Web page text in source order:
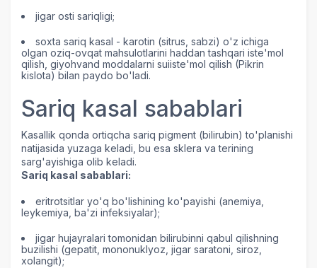
jigar osti sariqligi;
soxta sariq kasal - karotin (sitrus, sabzi) o'z ichiga
olgan oziq-ovqat mahsulotlarini haddan tashqari iste'mol
qilish, giyohvand moddalarni suiiste'mol qilish (Pikrin
kislota) bilan paydo bo'ladi.
Sariq kasal sabablari
Kasallik qonda ortiqcha sariq pigment (bilirubin) to'planishi
natijasida yuzaga keladi, bu esa sklera va terining
sarg'ayishiga olib keladi.
Sariq kasal sabablari:
eritrotsitlar yo'q bo'lishining ko'payishi (anemiya,
leykemiya, ba'zi infeksiyalar);
jigar hujayralari tomonidan bilirubinni qabul qilishning
buzilishi (gepatit, mononuklyoz, jigar saratoni, siroz,
xolangit);